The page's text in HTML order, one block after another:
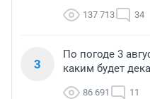
137 713 34
3
По погоде 3
каким будет
86 691 11